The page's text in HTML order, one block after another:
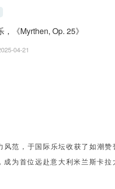
《Myrthen, Op. 25》
04-21
范，于国际乐坛收获了如潮
为首位远赴意大利米兰斯卡